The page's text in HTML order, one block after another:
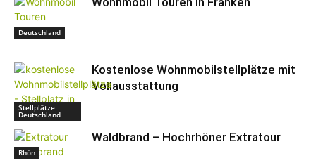
Deutschland
Stellplätze
Deutschland
Kostenlose Wohnmobilstellplätze mit
Vollausstattung
Rhön
Waldbrand – Hochrhöner Extratour